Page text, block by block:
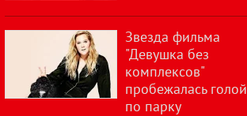
Звезда фильма
"Девушка без
комплексов"
пробежалась голой
по парку